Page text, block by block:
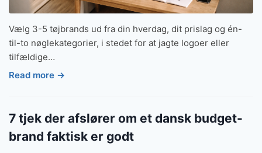
Vælg 3-5 tøjbrands ud fra din hverdag, dit prislag og én-
til-to nøglekategorier, i stedet for at jagte logoer eller
tilfældige…
Read more →
7 tjek der afslører om et dansk budget-
brand faktisk er godt